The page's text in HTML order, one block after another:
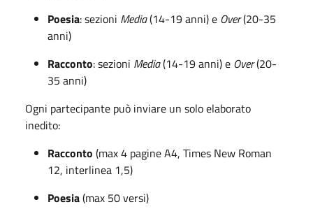
Poesia: sezioni Media(14-19 anni) e Over(20-35
anni)
Racconto: sezioni Media(14-19 anni) e Over(20-
35 anni)
Ogni partecipante può inviare un solo elaborato
inedito:
Racconto (max 4 pagine A4, Times New Roman
12, interlinea 1,5)
Poesia(max 50 versi)